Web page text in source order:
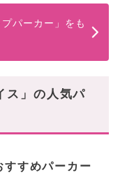
パーカー」をも
ス」の人気パ
すすめパーカー